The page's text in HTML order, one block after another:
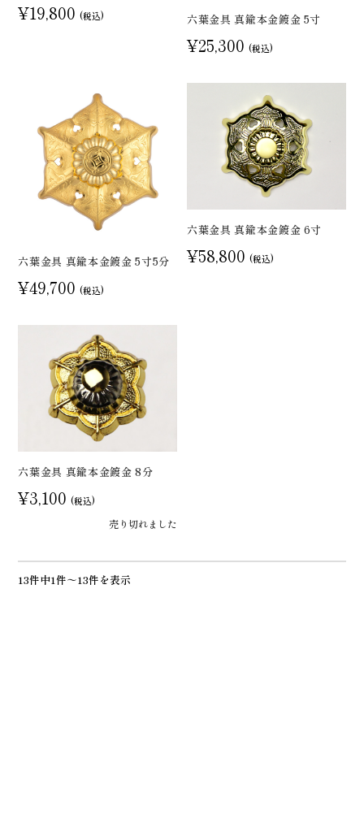
¥19,800 (税込) 六葉金具 真鍮本金鍍金 5寸
¥25,300 (税込)
六葉金具 真鍮本金鍍金 5寸5分
¥49,700 (税込)
六葉金具 真鍮本金鍍金 6寸
¥58,800 (税込)
六葉金具 真鍮本金鍍金 8分
¥3,100 (税込)
売り切れました
13件中1件～13件を表示